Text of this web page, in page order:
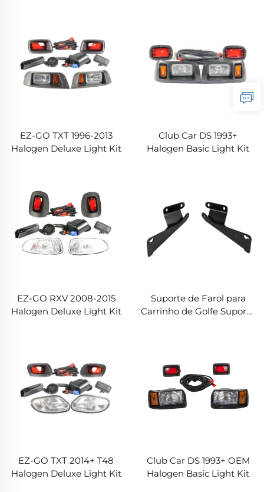
EZ-GO TXT 1996-2013
Halogen Deluxe Light Kit
Club Car DS 1993+
Halogen Basic Light Kit
EZ-GO RXV 2008-2015
Halogen Deluxe Light Kit
Suporte de Farol para
Carrinho de Golfe Suporte
EZ-GO TXT 2014+ T48
Halogen Deluxe Light Kit
Club Car DS 1993+ OEM
Halogen Basic Light Kit